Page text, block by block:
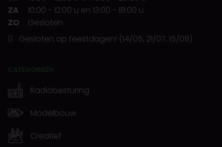
ZA
10:00 - 12:00 u en 13:00 - 18:00 u
ZO
Gesloten
Gesloten op feestdagen! (14/05, 21/07, 15/08)
CATEGORIEËN
Radiobesturing
Modelbouw
Creatief